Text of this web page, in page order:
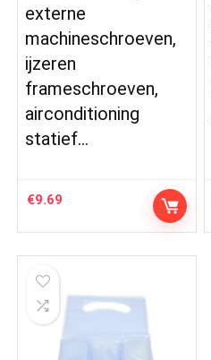
externe
machineschroeven,
ijzeren
frameschroeven,
airconditioning
statief…
€9.69